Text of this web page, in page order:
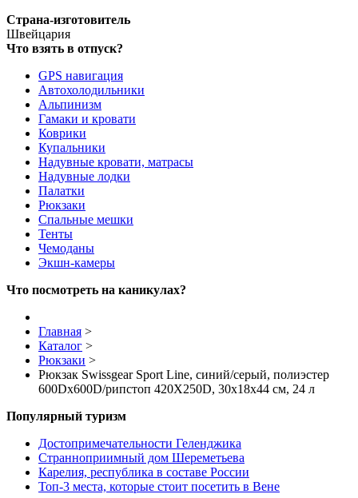
Страна-изготовитель
Швейцария
Что взять в отпуск?
GPS навигация
Автохолодильники
Альпинизм
Гамаки и кровати
Коврики
Купальники
Надувные кровати, матрасы
Надувные лодки
Палатки
Рюкзаки
Спальные мешки
Тенты
Чемоданы
Экшн-камеры
Что посмотреть на каникулах?
Главная >
Каталог >
Рюкзаки >
Рюкзак Swissgear Sport Line, синий/серый, полиэстер
600Dx600D/рипстоп 420X250D, 30x18x44 см, 24 л
Популярный туризм
Достопримечательности Геленджика
Странноприимный дом Шереметьева
Карелия, республика в составе России
Топ-3 места, которые стоит посетить в Вене